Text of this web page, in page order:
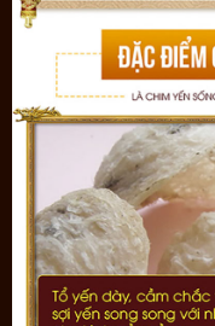
hộp nhỏ
xem có hợp hay không,
lượng lớn hơn sẽ giúp
Chi tiết bao bì hộp Yến